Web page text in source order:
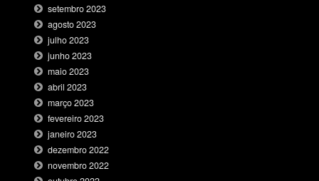
setembro 2023
agosto 2023
julho 2023
junho 2023
maio 2023
abril 2023
março 2023
fevereiro 2023
janeiro 2023
dezembro 2022
novembro 2022